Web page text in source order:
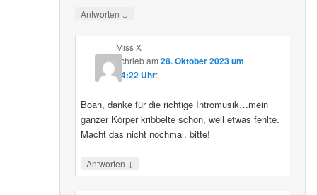
Antworten ↓
Miss X
schriebam 28. Oktober 2023 um
14:22 Uhr:
Boah, danke für die richtige Intromusik…mein
ganzer Körper kribbelte schon, weil etwas fehlte.
Macht das nicht nochmal, bitte!
Antworten ↓